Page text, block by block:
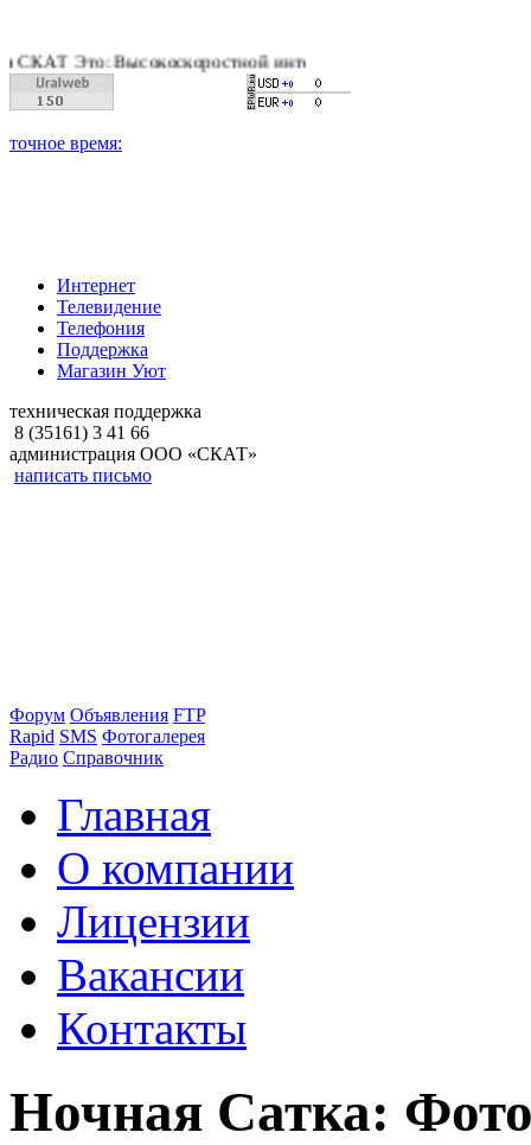
Это: Высокоскоростной интернет, качественное цифровое
Интернет
Телевидение
Телефония
Поддержка
Магазин Уют
техническая поддержка
8 (35161) 3 41 66
администрация ООО «СКАТ»
написать письмо
Форум Объявления FTP
Rapid SMS Фотогалерея
Радио Справочник
Главная
О компании
Лицензии
Вакансии
Контакты
Ночная Сатка: